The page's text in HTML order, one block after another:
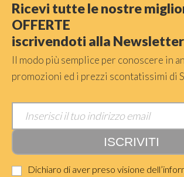
Ricevi tutte le nostre
OFFERTE
iscrivendoti alla Newsletter
Il modo più semplice per conoscere in
promozioni ed i prezzi scontatissimi di
Dichiaro di aver preso visione